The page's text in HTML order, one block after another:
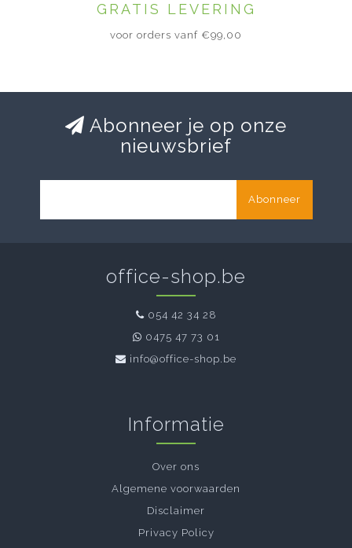
GRATIS LEVERING
voor orders vanf €99,00
Abonneer je op onze
nieuwsbrief
Abonneer
office-shop.be
054 42 34 28
0475 47 73 01
info@office-shop.be
Informatie
Over ons
Algemene voorwaarden
Disclaimer
Privacy Policy